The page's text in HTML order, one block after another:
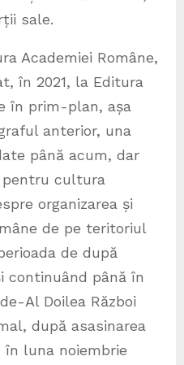
sale.
Academiei Române,
în 2021, la Editura
în prim-plan, așa
anterior, una
până acum, dar
pentru cultura
organizarea și
de pe teritoriul
de după
continuând până în
Al Doilea Război
după asasinarea
luna noiembrie